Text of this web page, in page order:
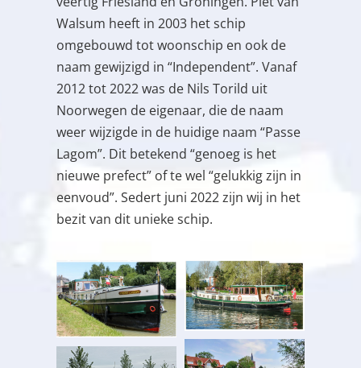
Walsum heeft in 2003 het schip
omgebouwd tot woonschip en ook de
naam gewijzigd in “Independent”. Vanaf
2012 tot 2022 was de Nils Torild uit
Noorwegen de eigenaar, die de naam
weer wijzigde in de huidige naam “Passe
Lagom”. Dit betekend “genoeg is het
nieuwe prefect” of te wel “gelukkig zijn in
eenvoud”. Sedert juni 2022 zijn wij in het
bezit van dit unieke schip.